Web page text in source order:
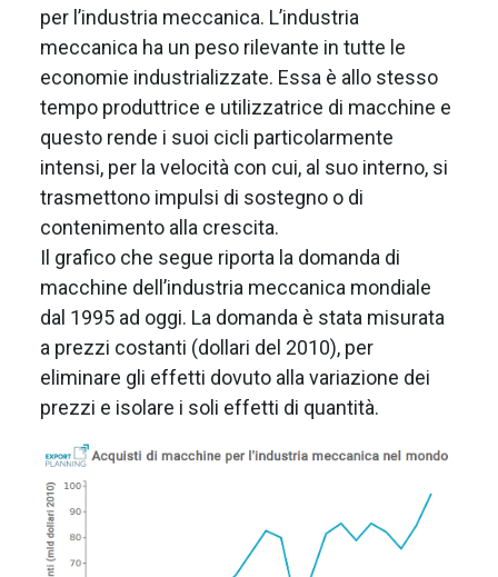
per l’industria meccanica. L’industria
meccanica ha un peso rilevante in tutte le
economie industrializzate. Essa è allo stesso
tempo produttrice e utilizzatrice di macchine e
questo rende i suoi cicli particolarmente
intensi, per la velocità con cui, al suo interno, si
trasmettono impulsi di sostegno o di
contenimento alla crescita.
Il grafico che segue riporta la domanda di
macchine dell’industria meccanica mondiale
dal 1995 ad oggi. La domanda è stata misurata
a prezzi costanti (dollari del 2010), per
eliminare gli effetti dovuto alla variazione dei
prezzi e isolare i soli effetti di quantità.